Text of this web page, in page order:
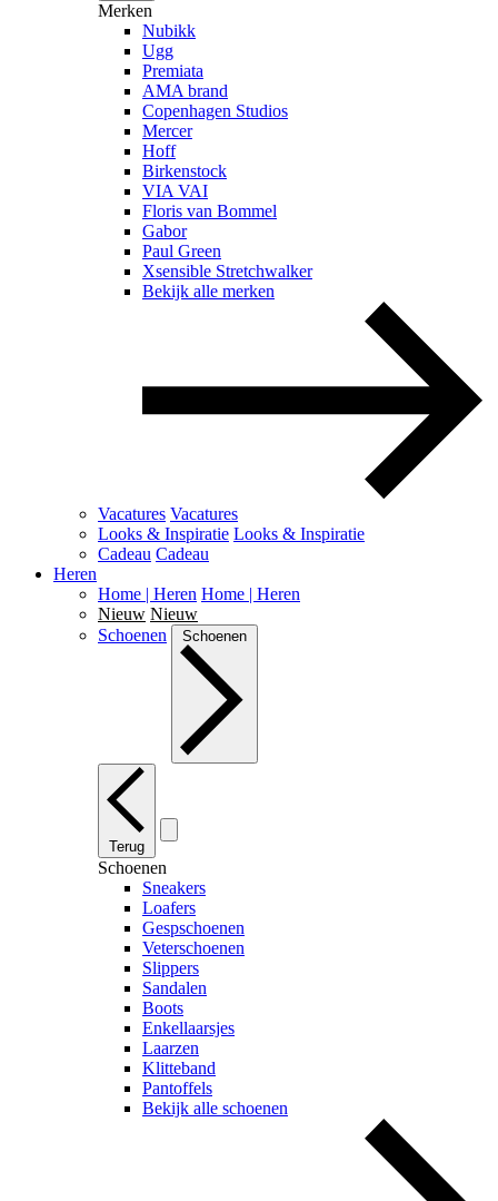
Merken
Nubikk
Ugg
Premiata
AMA brand
Copenhagen Studios
Mercer
Hoff
Birkenstock
VIA VAI
Floris van Bommel
Gabor
Paul Green
Xsensible Stretchwalker
Bekijk alle merken
Vacatures Vacatures
Looks & Inspiratie Looks & Inspiratie
Cadeau Cadeau
Heren
Home | Heren Home | Heren
Nieuw Nieuw
Schoenen
Schoenen
Terug
Schoenen
Sneakers
Loafers
Gespschoenen
Veterschoenen
Slippers
Sandalen
Boots
Enkellaarsjes
Laarzen
Klitteband
Pantoffels
Bekijk alle schoenen